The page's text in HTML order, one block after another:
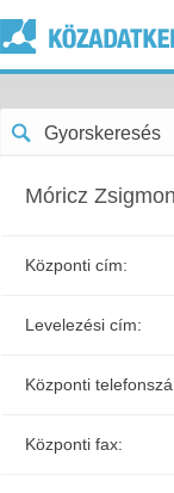
Gyorskeresés
Móricz
Központi cím:
Levelezési cím:
Központi
Központi fax: